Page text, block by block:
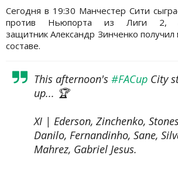
Сегодня в 19:30 Манчестер Сити
против Ньюпорта из Лиги 2,
защитник Александр Зинченко получил
составе.
This afternoon's #FACup City
up... 🏆
XI | Ederson, Zinchenko,
Danilo, Fernandinho, Sane,
Mahrez, Gabriel Jesus.